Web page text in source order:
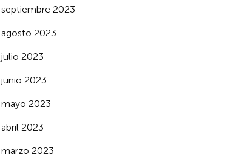
septiembre 2023
agosto 2023
julio 2023
junio 2023
mayo 2023
abril 2023
marzo 2023